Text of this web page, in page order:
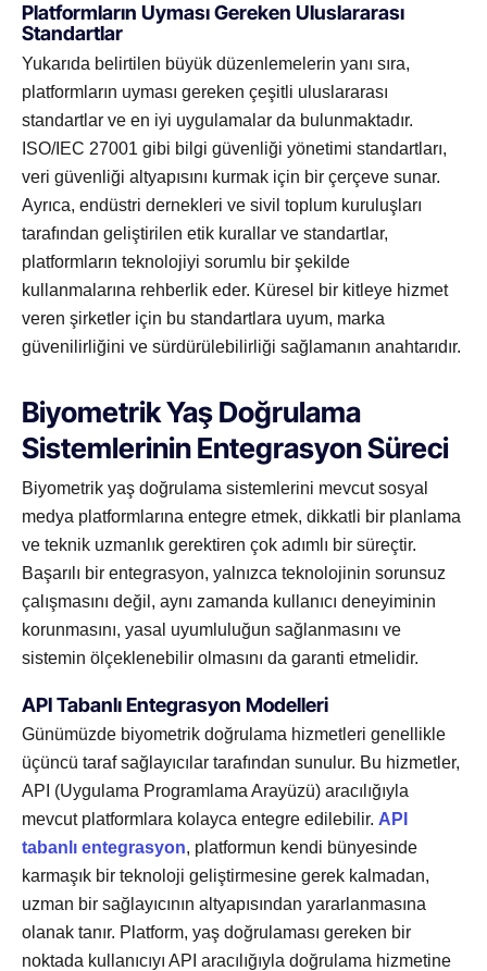
Platformların Uyması Gereken Uluslararası
Standartlar
Yukarıda belirtilen büyük düzenlemelerin yanı sıra,
platformların uyması gereken çeşitli uluslararası
standartlar ve en iyi uygulamalar da bulunmaktadır.
ISO/IEC 27001 gibi bilgi güvenliği yönetimi standartları,
veri güvenliği altyapısını kurmak için bir çerçeve sunar.
Ayrıca, endüstri dernekleri ve sivil toplum kuruluşları
tarafından geliştirilen etik kurallar ve standartlar,
platformların teknolojiyi sorumlu bir şekilde
kullanmalarına rehberlik eder. Küresel bir kitleye hizmet
veren şirketler için bu standartlara uyum, marka
güvenilirliğini ve sürdürülebilirliği sağlamanın anahtarıdır.
Biyometrik Yaş Doğrulama
Sistemlerinin Entegrasyon Süreci
Biyometrik yaş doğrulama sistemlerini mevcut sosyal
medya platformlarına entegre etmek, dikkatli bir planlama
ve teknik uzmanlık gerektiren çok adımlı bir süreçtir.
Başarılı bir entegrasyon, yalnızca teknolojinin sorunsuz
çalışmasını değil, aynı zamanda kullanıcı deneyiminin
korunmasını, yasal uyumluluğun sağlanmasını ve
sistemin ölçeklenebilir olmasını da garanti etmelidir.
API Tabanlı Entegrasyon Modelleri
Günümüzde biyometrik doğrulama hizmetleri genellikle
üçüncü taraf sağlayıcılar tarafından sunulur. Bu hizmetler,
API (Uygulama Programlama Arayüzü) aracılığıyla
mevcut platformlara kolayca entegre edilebilir. API
tabanlı entegrasyon, platformun kendi bünyesinde
karmaşık bir teknoloji geliştirmesine gerek kalmadan,
uzman bir sağlayıcının altyapısından yararlanmasına
olanak tanır. Platform, yaş doğrulaması gereken bir
noktada kullanıcıyı API aracılığıyla doğrulama hizmetine